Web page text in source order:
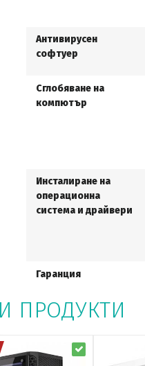
Антивирусен
софтуер
Сглобяване на
компютър
Инсталиране на
операционна
система и драйвери
Гаранция
ПРОДУКТИ